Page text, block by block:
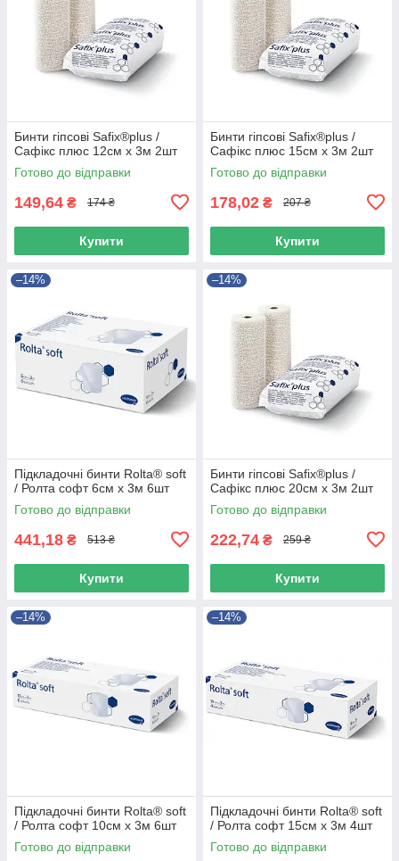
Бинти гіпсові Safix®plus /
Сафікс плюс 12см х 3м 2шт
Готово до відправки
149,64 ₴ 174 ₴
Купити
Бинти гіпсові Safix®plus /
Сафікс плюс 15см х 3м 2шт
Готово до відправки
178,02 ₴ 207 ₴
Купити
–14%
Підкладочні бинти Rolta® soft
/ Ролта софт 6см х 3м 6шт
Готово до відправки
441,18 ₴ 513 ₴
Купити
–14%
Бинти гіпсові Safix®plus /
Сафікс плюс 20см х 3м 2шт
Готово до відправки
222,74 ₴ 259 ₴
Купити
–14%
Підкладочні бинти Rolta® soft
/ Ролта софт 10см х 3м 6шт
Готово до відправки
–14%
Підкладочні бинти Rolta® soft
/ Ролта софт 15см х 3м 4шт
Готово до відправки